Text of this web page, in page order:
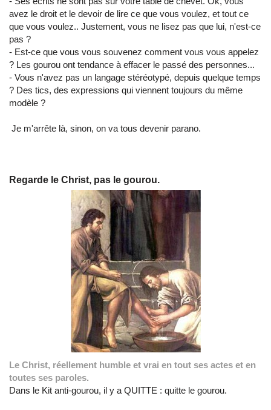
avez le droit et le devoir de lire ce que vous voulez, et tout ce
que vous voulez.. Justement, vous ne lisez pas que lui, n'est-ce
pas ?
- Est-ce que vous vous souvenez comment vous vous appelez
? Les gourou ont tendance à effacer le passé des personnes...
- Vous n'avez pas un langage stéréotypé, depuis quelque temps
? Des tics, des expressions qui viennent toujours du même
modèle ?
Je m'arrête là, sinon, on va tous devenir parano.
Regarde le Christ, pas le gourou.
Le Christ, réellement humble et vrai en tout ses actes et en
toutes ses paroles.
Dans le Kit anti-gourou, il y a QUITTE : quitte le gourou.